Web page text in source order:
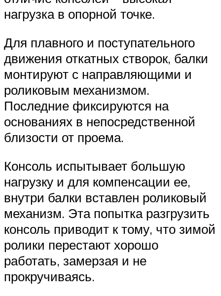
нагрузка в опорной точке.
Для плавного и поступательного
движения откатных створок, балки
монтируют с направляющими и
роликовым механизмом.
Последние фиксируются на
основаниях в непосредственной
близости от проема.
Консоль испытывает большую
нагрузку и для компенсации ее,
внутри балки вставлен роликовый
механизм. Эта попытка разгрузить
консоль приводит к тому, что зимой
ролики перестают хорошо
работать, замерзая и не
прокручиваясь.